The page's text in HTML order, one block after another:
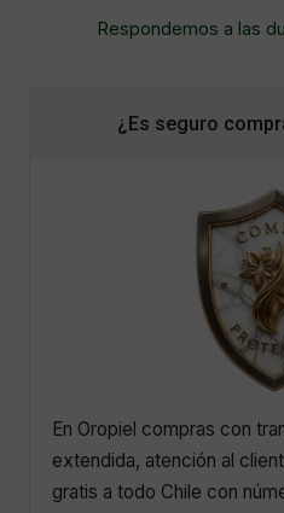
Respondemos a las
¿Es seguro
En Oropiel compras con
extendida, atención al
gratis a todo Chile con